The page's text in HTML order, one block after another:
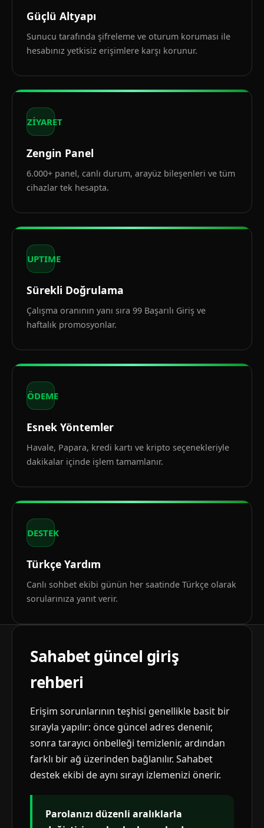
Güçlü Altyapı
Sunucu tarafında şifreleme ve oturum koruması ile
hesabınız yetkisiz erişimlere karşı korunur.
ZİYARET
Zengin Panel
6.000+ panel, canlı durum, arayüz bileşenleri ve tüm
cihazlar tek hesapta.
UPTIME
Sürekli Doğrulama
Çalışma oranının yanı sıra 99 Başarılı Giriş ve
haftalık promosyonlar.
ÖDEME
Esnek Yöntemler
Havale, Papara, kredi kartı ve kripto seçenekleriyle
dakikalar içinde işlem tamamlanır.
DESTEK
Türkçe Yardım
Canlı sohbet ekibi günün her saatinde Türkçe olarak
sorularınıza yanıt verir.
Sahabet güncel giriş
rehberi
Erişim sorunlarının teşhisi genellikle basit bir
sırayla yapılır: önce güncel adres denenir,
sonra tarayıcı önbelleği temizlenir, ardından
farklı bir ağ üzerinden bağlanılır. Sahabet
destek ekibi de aynı sırayı izlemenizi önerir.
Parolanızı düzenli aralıklarla